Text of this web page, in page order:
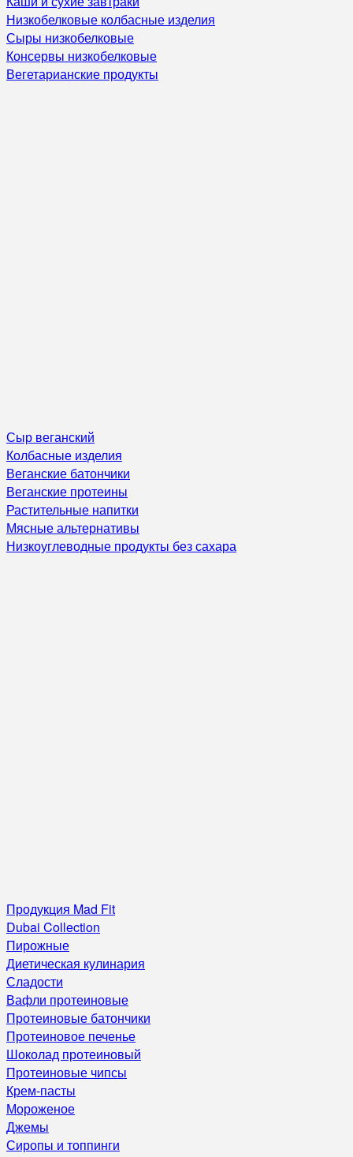
Низкобелковые колбасные изделия
Сыры низкобелковые
Консервы низкобелковые
Вегетарианские продукты
Сыр веганский
Колбасные изделия
Веганские батончики
Веганские протеины
Растительные напитки
Мясные альтернативы
Низкоуглеводные продукты без сахара
Продукция Mad Fit
Dubai Collection
Пирожные
Диетическая кулинария
Сладости
Вафли протеиновые
Протеиновые батончики
Протеиновое печенье
Шоколад протеиновый
Протеиновые чипсы
Крем-пасты
Мороженое
Джемы
Сиропы и топпинги